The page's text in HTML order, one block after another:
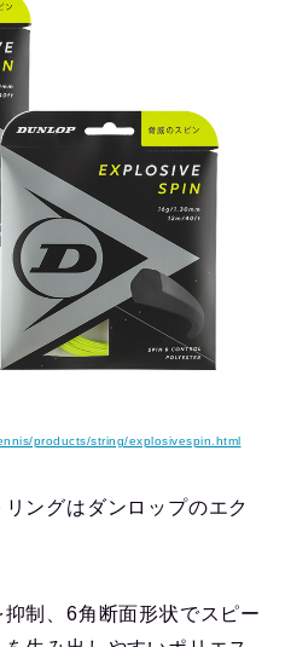
products/string/explosivespin.html
ングはダンロップのエク
制、6角断面形状でスピー